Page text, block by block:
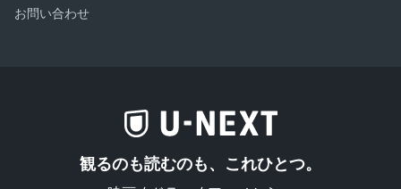
お問い合わせ
観るのも読むのも、これひとつ。